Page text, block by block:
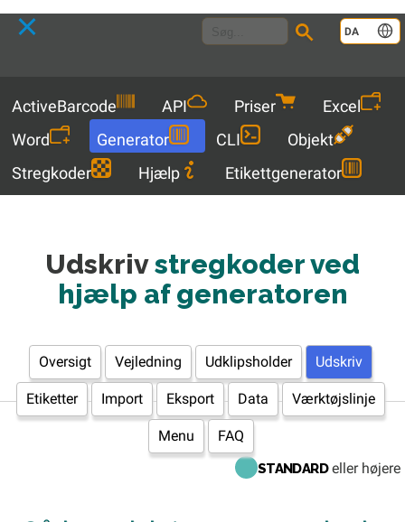
DA
ActiveBarcode API Priser
Excel
Word
Generator CLI
Objekt
Stregkoder
Hjælp Etikettgenerator
Udskrivstregkoder ved
hjælp af generatoren
Oversigt Vejledning Udklipsholder Udskriv
Etiketter Import Eksport Data Værktøjslinje
Menu FAQ
STANDARDeller højere